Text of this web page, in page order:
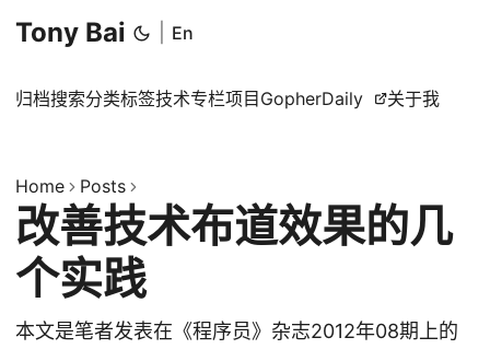
Tony Bai En
归档搜索分类标签技术专栏项目 GopherDaily 关于我
Home Posts
改善技术布道效果的几
个实践
本文是笔者发表在《程序员》杂志2012年08期上的